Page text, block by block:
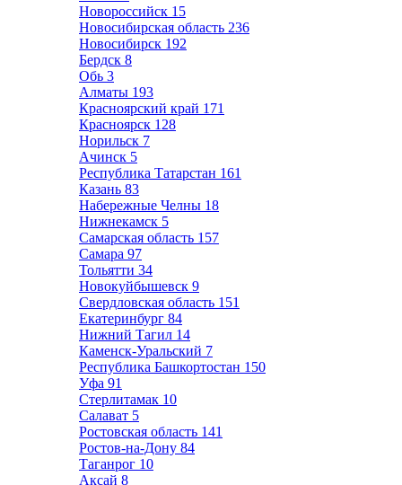
Новороссийск 15
Новосибирская область 236
Новосибирск 192
Бердск 8
Обь 3
Алматы 193
Красноярский край 171
Красноярск 128
Норильск 7
Ачинск 5
Республика Татарстан 161
Казань 83
Набережные Челны 18
Нижнекамск 5
Самарская область 157
Самара 97
Тольятти 34
Новокуйбышевск 9
Свердловская область 151
Екатеринбург 84
Нижний Тагил 14
Каменск-Уральский 7
Республика Башкортостан 150
Уфа 91
Стерлитамак 10
Салават 5
Ростовская область 141
Ростов-на-Дону 84
Таганрог 10
Аксай 8